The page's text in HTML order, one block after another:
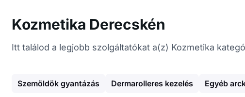
Kozmetika Derecskén
Itt találod a legjobb szolgáltatókat a(z) Kozmetika
Szemöldök gyantázás Dermarolleres kezelés Egyéb